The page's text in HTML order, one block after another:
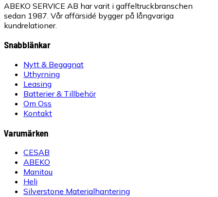
ABEKO SERVICE AB har varit i gaffeltruckbranschen
sedan 1987. Vår affärsidé bygger på långvariga
kundrelationer.
Snabblänkar
Nytt & Begagnat
Uthyrning
Leasing
Batterier & Tillbehör
Om Oss
Kontakt
Varumärken
CESAB
ABEKO
Manitou
Heli
Silverstone Materialhantering